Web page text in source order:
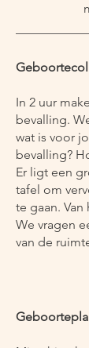
In 2 uur
bevalling.
wat is voor
bevalling?
Er ligt een
tafel om
te gaan.
We vragen
van de